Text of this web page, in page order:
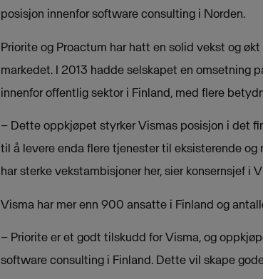
posisjon innenfor software consulting i Norden.
Priorite og Proactum har hatt en solid vekst og
markedet. I 2013 hadde selskapet en omsetning
innenfor offentlig sektor i Finland, med flere
– Dette oppkjøpet styrker Vismas posisjon i det
til å levere enda flere tjenester til eksisterende
har sterke vekstambisjoner her, sier konsernsjef i
Visma har mer enn 900 ansatte i Finland og
– Priorite er et godt tilskudd for Visma, og
software consulting i Finland. Dette vil skape